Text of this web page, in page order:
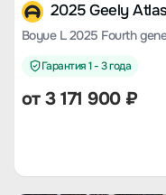
2025 Geely
Boyue L 2025 Fourth
Гарантия 1 - 3 года
от3 171 900₽